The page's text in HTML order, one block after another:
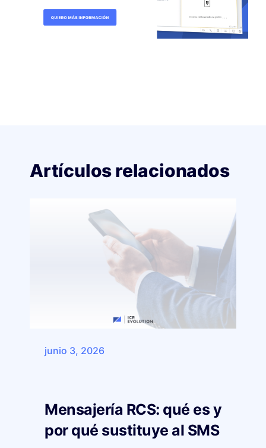
Artículos relacionados
junio 3, 2026
Mensajería RCS: qué es y
por qué sustituye al SMS